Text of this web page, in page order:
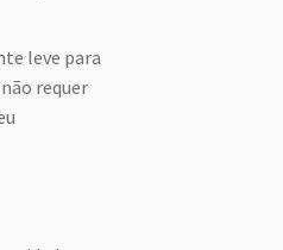
leve para
requer